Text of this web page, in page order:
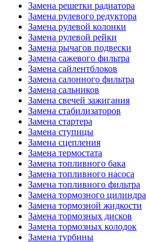
Замена решетки радиатора
Замена рулевого редуктора
Замена рулевой колонки
Замена рулевой рейки
Замена рычагов подвески
Замена сажевого фильтра
Замена сайлентблоков
Замена салонного фильтра
Замена сальников
Замена свечей зажигания
Замена стабилизаторов
Замена стартера
Замена ступицы
Замена сцепления
Замена термостата
Замена топливного бака
Замена топливного насоса
Замена топливного фильтра
Замена тормозного цилиндра
Замена тормозной жидкости
Замена тормозных дисков
Замена тормозных колодок
Замена турбины